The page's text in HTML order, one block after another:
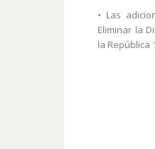
• Las
Eliminar la
la República